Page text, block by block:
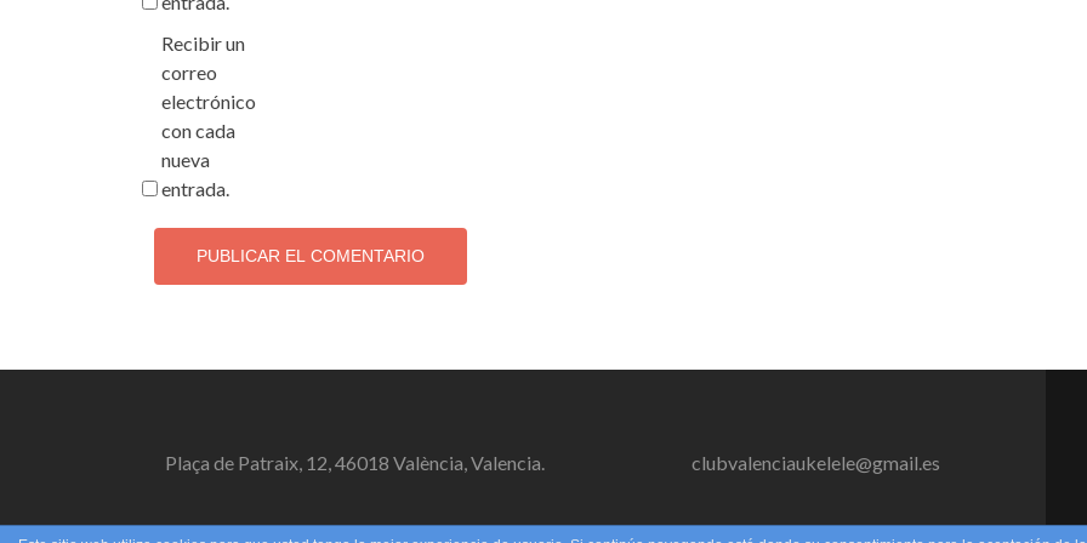
Recibir un
correo
electrónico
con cada
nueva
entrada.
Plaça de Patraix, 12, 46018 València, Valencia. clubvalenciaukelele@gmail.es